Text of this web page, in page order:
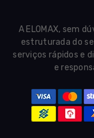
A ELOMAX, sem
estruturada do
serviços rápidos e
e